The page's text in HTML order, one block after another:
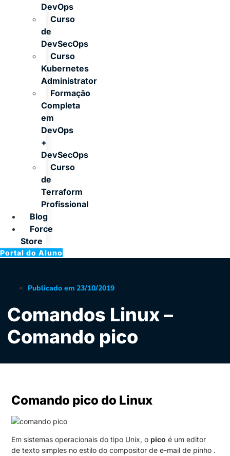
DevOps
Curso
de
DevSecOps
Curso
Kubernetes
Administrator
Formação
Completa
em
DevOps
+
DevSecOps
Curso
de
Terraform
Profissional
Blog
Force
Store
Portal do Aluno
Publicado em 23/10/2019
Comandos Linux –
Comando pico
Comando pico do Linux
Em sistemas operacionais do tipo Unix, opico é um editor
de texto simples no estilo do compositor de e-mail de pinho .